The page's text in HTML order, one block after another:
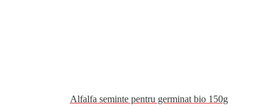
Alfalfa seminte pentru germinat bio 150g